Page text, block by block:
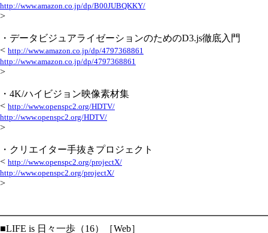
http://www.amazon.co.jp/dp/B00JUBQKKY/
>
・データビジュアライゼーションのためのD3.js徹底入門
< http://www.amazon.co.jp/dp/4797368861
http://www.amazon.co.jp/dp/4797368861
>
・4K/ハイビジョン映像素材集
< http://www.openspc2.org/HDTV/
http://www.openspc2.org/HDTV/
>
・クリエイター手抜きプロジェクト
< http://www.openspc2.org/projectX/
http://www.openspc2.org/projectX/
>
■LIFE is 日々一歩（16）［Web］